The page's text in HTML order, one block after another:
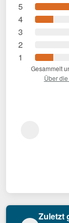
5
4
3
2
1
Gesammelt
Über
Zuletzt